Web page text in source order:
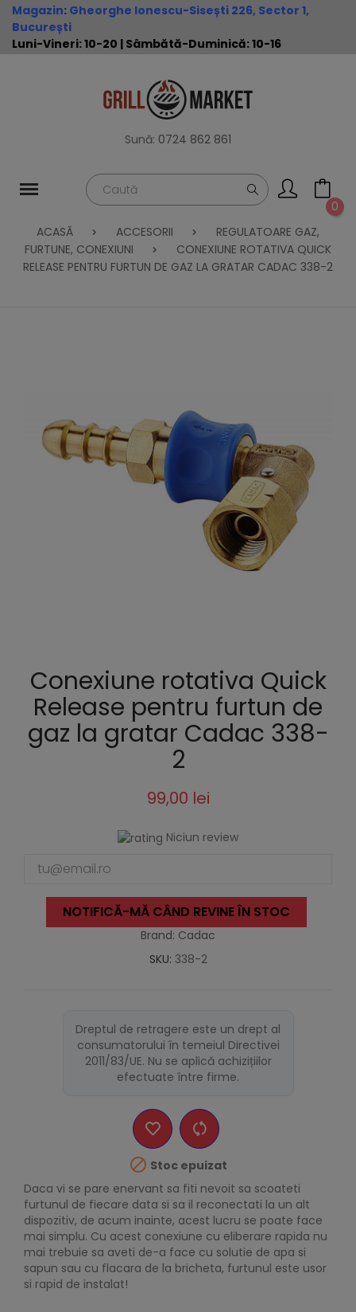
Magazin: Gheorghe Ionescu-Sisești 226, Sector 1,
București
Luni-Vineri: 10-20 | Sâmbătă-Duminică: 10-16
Sună: 0724 862 861
0
ACASĂ
ACCESORII
REGULATOARE GAZ,
FURTUNE, CONEXIUNI
CONEXIUNE ROTATIVA QUICK
RELEASE PENTRU FURTUN DE GAZ LA GRATAR CADAC 338-2
Conexiune rotativa Quick
Release pentru furtun de
gaz la gratar Cadac 338-
2
99,00 lei
Niciun review
NOTIFICĂ-MĂ CÂND REVINE ÎN STOC
Brand: Cadac
SKU: 338-2
Dreptul de retragere este un drept al
consumatorului în temeiul Directivei
2011/83/UE. Nu se aplică achizițiilor
efectuate între firme.
 Stoc epuizat
Daca vi se pare enervant sa fiti nevoit sa scoateti
furtunul de fiecare data si sa il reconectati la un alt
dispozitiv, de acum inainte, acest lucru se poate face
mai simplu. Cu acest conexiune cu eliberare rapida nu
mai trebuie sa aveti de-a face cu solutie de apa si
sapun sau cu flacara de la bricheta, furtunul este usor
si rapid de instalat!